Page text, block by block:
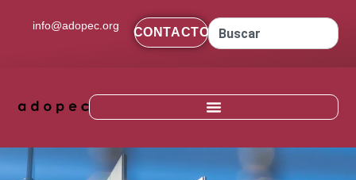
info@adopec.org CONTACTO